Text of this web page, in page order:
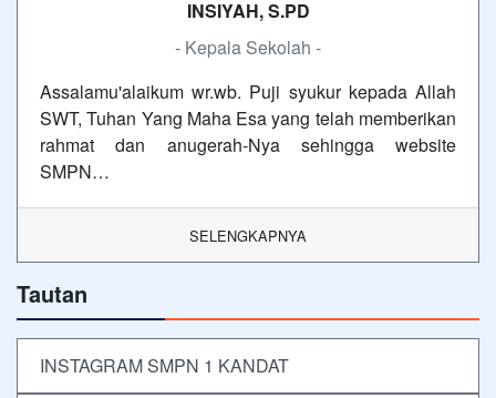
INSIYAH, S.PD
- Kepala Sekolah -
Assalamu'alaikum wr.wb. Puji syukur kepada Allah
SWT, Tuhan Yang Maha Esa yang telah memberikan
rahmat dan anugerah-Nya sehingga website
SMPN…
SELENGKAPNYA
Tautan
INSTAGRAM SMPN 1 KANDAT